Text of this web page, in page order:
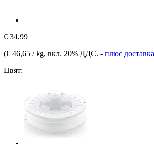
€ 34,99
(€ 46,65 / kg, вкл. 20% ДДС. - плюс доставка
Цвят: